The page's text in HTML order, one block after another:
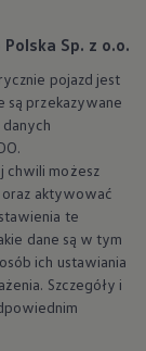
Sp. z o.o.
pojazd jest
są przekazywane
danych
chwili możesz
oraz aktywować
te
dane są w tym
ich ustawiania
Szczegóły i